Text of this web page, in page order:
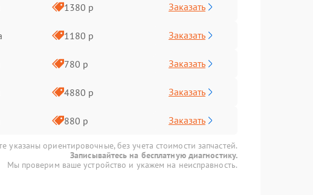
1380 р Заказать
1180 р Заказать
780 р Заказать
4880 р Заказать
880 р Заказать
указаны ориентировочные, без учета стоимости запчастей.
Записывайтесь на бесплатную диагностику.
Мы проверим ваше устройство и укажем на неисправность.